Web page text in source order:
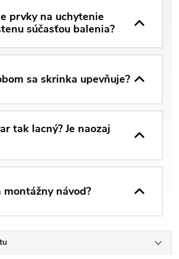
prvky na uchytenie
súčasťou balenia?
sa skrinka upevňuje?
tak lacný? Je naozaj
montážny návod?